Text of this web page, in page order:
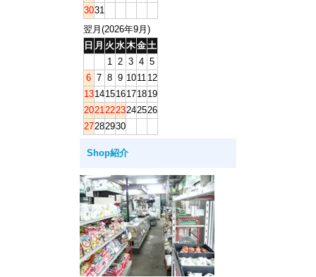
3031
翌月(2026年9月)
日 月 火 水木金土
1 2 3 4 5
6 7 8 9 1011 12
13141516171819
20212223242526
27282930
Shop紹介